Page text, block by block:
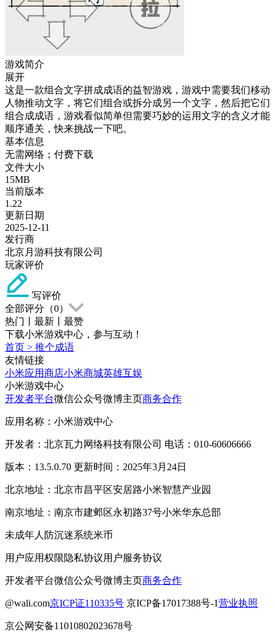
游戏简介
展开
这是一款组合文字拼成成语的益智游戏，游戏中需要我们移动
人物推动文字，将它们组合或拆分成另一个文字，然后把它们
组合成成语，游戏看似简单但需要巧妙的运用文字的含义才能
顺序通关，快来挑战一下吧。
基本信息
无需网络；付费下载
文件大小
15MB
当前版本
1.22
更新日期
2025-12-11
发行商
北京月游科技有限公司
玩家评价
写评价
全部评分（0）
热门
最新
最赞
下载小米游戏中心，参与互动！
首页 > 推个成语
友情链接
小米应用商店小米商城英雄互娱
小米游戏中心
开发者平台微信公众号微博主页商务合作
应用名称：小米游戏中心
开发者：北京瓦力网络科技有限公司 电话：010-60606666
版本：13.5.0.70 更新时间：2025年3月24日
北京地址：北京市昌平区安居路小米智慧产业园
南京地址：南京市建邺区永初路37号小米华东总部
未成年人防沉迷系统米币
用户应用权限隐私协议用户服务协议
开发者平台微信公众号微博主页商务合作
@wali.com京ICP证110335号 京ICP备17017388号-1营业执照
京公网安备11010802023678号